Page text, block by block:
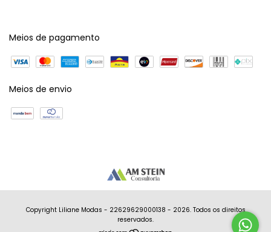
Meios de pagamento
Meios de envio
Copyright Liliane Modas - 22629629000138 - 2026. Todos os direitos
reservados.